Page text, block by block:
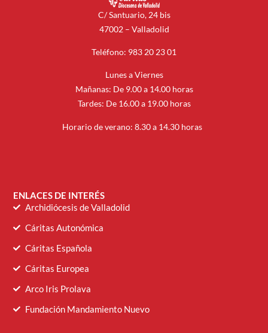
C/ Santuario, 24 bis
47002 – Valladolid
Teléfono: 983 20 23 01
Lunes a Viernes
Mañanas: De 9.00 a 14.00 horas
Tardes: De 16.00 a 19.00 horas
Horario de verano: 8.30 a 14.30 horas
ENLACES DE INTERÉS
Archidiócesis de Valladolid
Cáritas Autonómica
Cáritas Española
Cáritas Europea
Arco Iris Prolava
Fundación Mandamiento Nuevo